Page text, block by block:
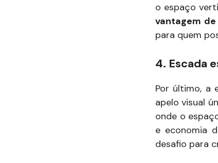
o espaço
vantagem
para quem
4. Escada
Por último, a
apelo visual
onde o
e economia
desafio para